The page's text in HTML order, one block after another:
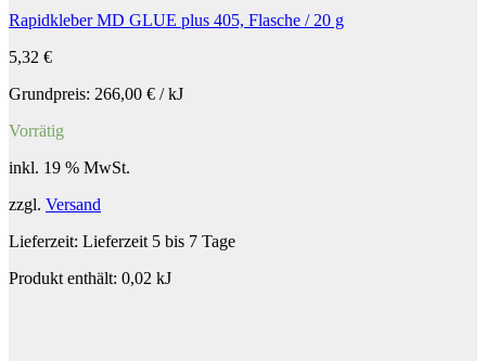
Rapidkleber MD GLUE plus 405, Flasche / 20 g
5,32 €
Grundpreis: 266,00 € /kJ
Vorrätig
inkl. 19 % MwSt.
zzgl. Versand
Lieferzeit: Lieferzeit 5 bis 7 Tage
Produkt enthält: 0,02 kJ